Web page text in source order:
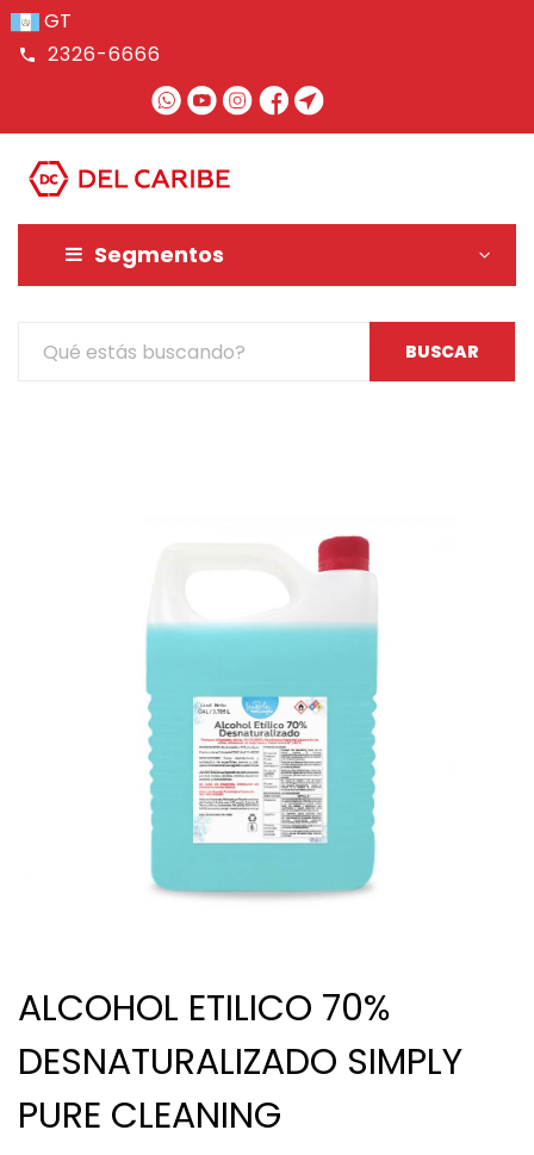
GT
2326-6666
Segmentos
BUSCAR
ALCOHOL ETILICO 70%
DESNATURALIZADO SIMPLY
PURE CLEANING